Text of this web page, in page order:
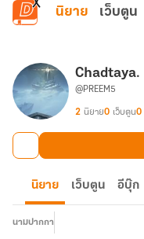
ข้ามไปยังเนื้อหาหลัก
นิยาย เว็บตูน
Chadtaya.
@PREEM5
2 นิยาย0 เว็บตูน0
นิยาย เว็บตูน อีบุ๊ก
นามปากกา